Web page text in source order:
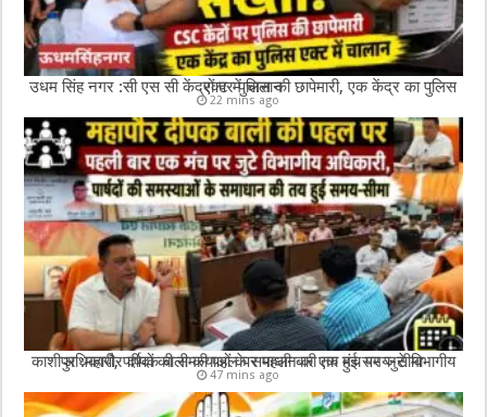
उधम सिंह नगर :सी एस सी केंद्रों पर पुलिस की छापेमारी, एक केंद्र का पुलिस एक्ट में चालान
22 mins ago
काशीपुर :महापौर दीपक बाली की पहल पर पहली बार एक मंच पर जुटे विभागीय अधिकारी, पार्षदों की समस्याओं के समाधान की तय हुई समय-सीमा
47 mins ago